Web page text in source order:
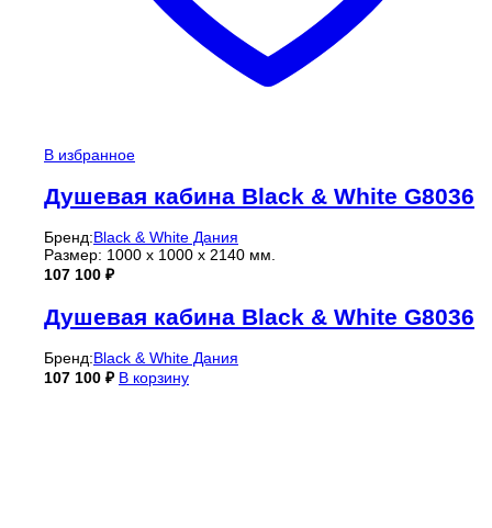
В избранное
Душевая кабина Black & White G8036
Бренд:Black & White Дания
Размер: 1000 х 1000 х 2140 мм.
107 100 ₽
Душевая кабина Black & White G8036
Бренд:Black & White Дания
107 100 ₽ В корзину